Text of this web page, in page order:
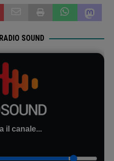
SOUND
il canale...